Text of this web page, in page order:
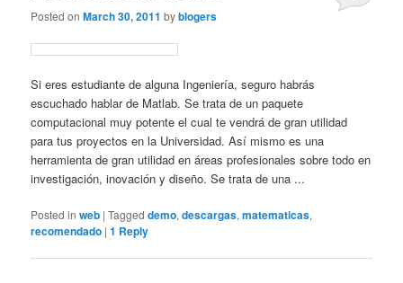
Posted onMarch 30, 2011 byblogers
Si eres estudiante de alguna Ingeniería, seguro habrás
escuchado hablar de Matlab. Se trata de un paquete
computacional muy potente el cual te vendrá de gran utilidad
para tus proyectos en la Universidad. Así mismo es una
herramienta de gran utilidad en áreas profesionales sobre todo en
investigación, inovación y diseño. Se trata de una ...
Posted in web |Tagged demo,descargas,matematicas,
recomendado |1 Reply